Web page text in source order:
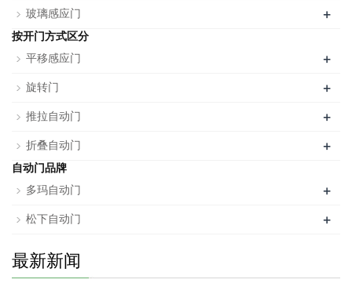
玻璃感应门 +
按开门方式区分
平移感应门
+
旋转门 +
推拉自动门 +
折叠自动门 +
自动门品牌
多玛自动门
+
松下自动门 +
最新新闻